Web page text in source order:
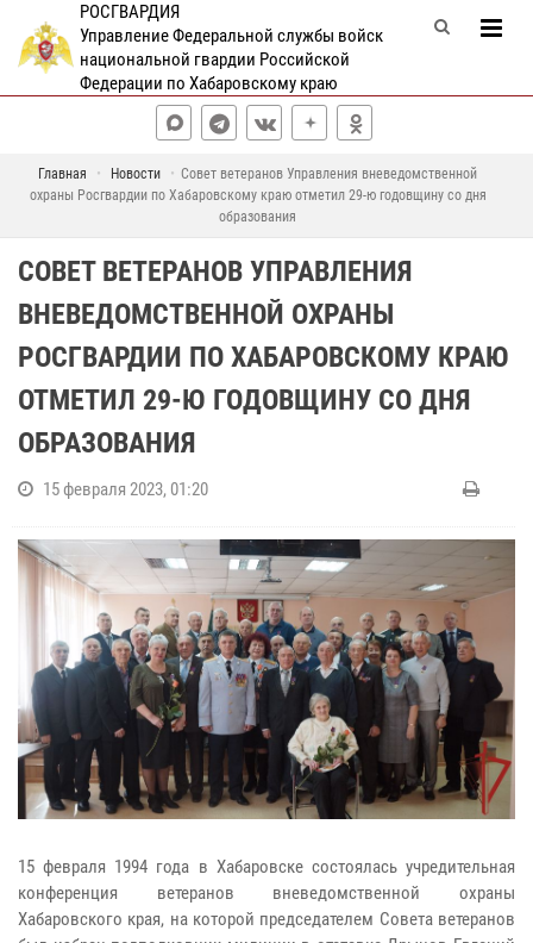
РОСГВАРДИЯ
Управление Федеральной службы войск
национальной гвардии Российской
Федерации по Хабаровскому краю
Главная Новости
Совет ветеранов Управления вневедомственной
охраны Росгвардии по Хабаровскому краю отметил 29-ю годовщину со дня
образования
СОВЕТ ВЕТЕРАНОВ УПРАВЛЕНИЯ
ВНЕВЕДОМСТВЕННОЙ ОХРАНЫ
РОСГВАРДИИ ПО ХАБАРОВСКОМУ КРАЮ
ОТМЕТИЛ 29-Ю ГОДОВЩИНУ СО ДНЯ
ОБРАЗОВАНИЯ
15 февраля 2023, 01:20
15 февраля 1994 года в Хабаровске состоялась учредительная
конференция ветеранов вневедомственной охраны
Хабаровского края, на которой председателем Совета ветеранов